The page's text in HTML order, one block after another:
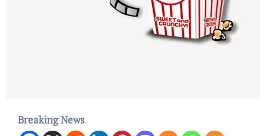
Breaking News